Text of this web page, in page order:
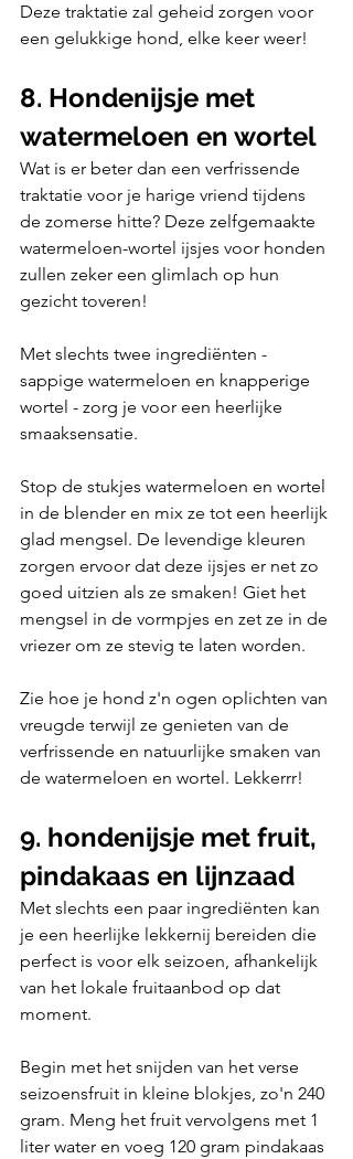
Deze traktatie zal geheid zorgen voor
een gelukkige hond, elke keer weer!
8. Hondenijsje met
watermeloen en wortel
Wat is er beter dan een verfrissende
traktatie voor je harige vriend tijdens
de zomerse hitte? Deze zelfgemaakte
watermeloen-wortel ijsjes voor honden
zullen zeker een glimlach op hun
gezicht toveren!
Met slechts twee ingrediënten -
sappige watermeloen en knapperige
wortel - zorg je voor een heerlijke
smaaksensatie.
Stop de stukjes watermeloen en wortel
in de blender en mix ze tot een heerlijk
glad mengsel. De levendige kleuren
zorgen ervoor dat deze ijsjes er net zo
goed uitzien als ze smaken! Giet het
mengsel in de vormpjes en zet ze in de
vriezer om ze stevig te laten worden.
Zie hoe je hond z'n ogen oplichten van
vreugde terwijl ze genieten van de
verfrissende en natuurlijke smaken van
de watermeloen en wortel. Lekkerrr!
9. hondenijsje met fruit,
pindakaas en lijnzaad
Met slechts een paar ingrediënten kan
je een heerlijke lekkernij bereiden die
perfect is voor elk seizoen, afhankelijk
van het lokale fruitaanbod op dat
moment.
Begin met het snijden van het verse
seizoensfruit in kleine blokjes, zo'n 240
gram. Meng het fruit vervolgens met 1
liter water en voeg 120 gram pindakaas